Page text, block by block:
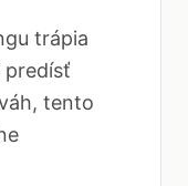
trápia
predísť
tento